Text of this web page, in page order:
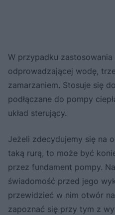
W przypadku
odprowadzającej wodę,
zamarzaniem. Stosuje się
podłączane do pompy
układ sterujący.
Jeżeli zdecydujemy się na
taką rurą, to może być
przez fundament pompy.
świadomość przed jego
przewidzieć w nim otwór
zapoznać się przy tym z